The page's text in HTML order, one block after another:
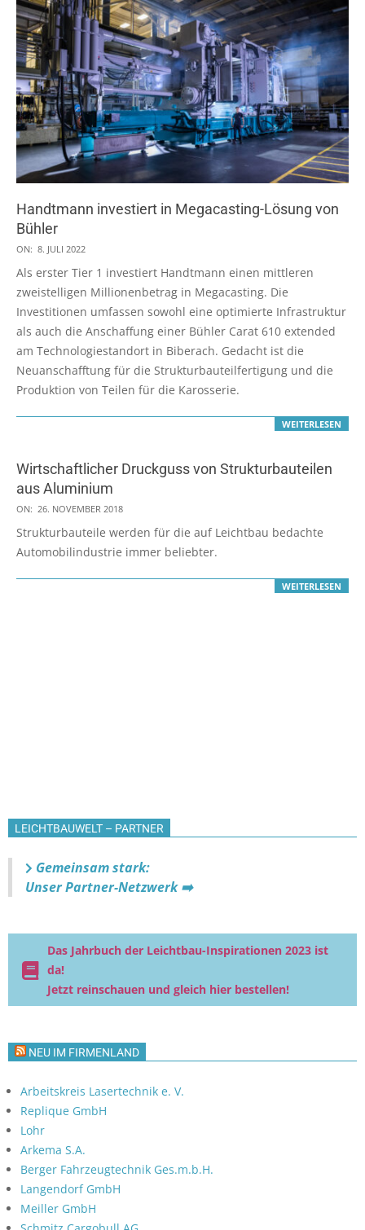
Handtmann investiert in Megacasting-Lösung von
Bühler
2022-
07-
08
ON: 8. JULI 2022
Als erster Tier 1 investiert Handtmann einen mittleren
zweistelligen Millionenbetrag in Megacasting. Die
Investitionen umfassen sowohl eine optimierte Infrastruktur
als auch die Anschaffung einer Bühler Carat 610 extended
am Technologiestandort in Biberach. Gedacht ist die
Neuanschafftung für die Strukturbauteilfertigung und die
Produktion von Teilen für die Karosserie.
WEITERLESEN
Wirtschaftlicher Druckguss von Strukturbauteilen
aus Aluminium
2018-
11-
26
ON: 26. NOVEMBER 2018
Strukturbauteile werden für die auf Leichtbau bedachte
Automobilindustrie immer beliebter.
WEITERLESEN
LEICHTBAUWELT – PARTNER
Gemeinsam stark:
Unser Partner-Netzwerk ➡️
Das Jahrbuch der Leichtbau-Inspirationen 2023 ist
da!
Jetzt reinschauen und gleich hier bestellen!
NEU IM FIRMENLAND
Arbeitskreis Lasertechnik e. V.
Replique GmbH
Lohr
Arkema S.A.
Berger Fahrzeugtechnik Ges.m.b.H.
Langendorf GmbH
Meiller GmbH